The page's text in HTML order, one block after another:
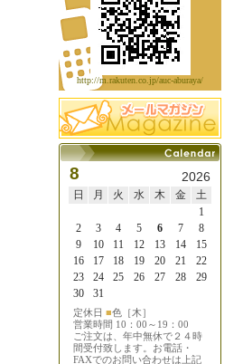
http://m.rakuten.co.jp/auc-aburaya/